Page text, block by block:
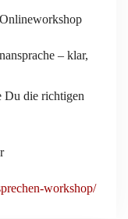
– klar,
Du die richtigen
workshop/